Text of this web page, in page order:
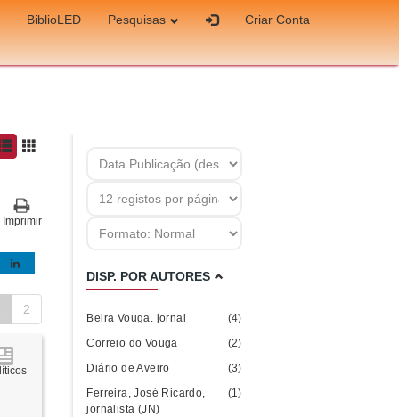
BiblioLED Pesquisas
Criar Conta
Imprimir
2
DISP. POR AUTORES
Beira Vouga. jornal
(4)
Correio do Vouga
(2)
Diário de Aveiro
(3)
Ferreira, José Ricardo,
jornalista (JN)
(1)